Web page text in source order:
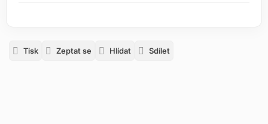
Tisk Zeptat se Hlídat Sdílet